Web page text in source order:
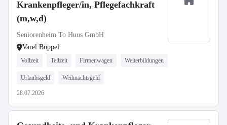
Krankenpfleger/in, Pflegefachkraft
(m,w,d)
Seniorenheim To Huus GmbH
Varel Büppel
Vollzeit Teilzeit Firmenwagen Weiterbildungen
Urlaubsgeld Weihnachtsgeld
28.07.2026